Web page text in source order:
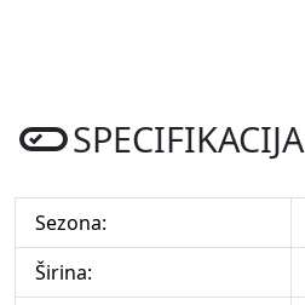
SPECIFIKACIJA
Sezona:
Širina: